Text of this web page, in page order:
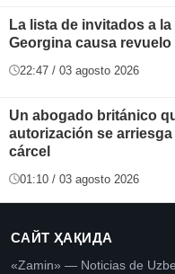
La lista de invitados a
Georgina causa revuelo
22:47 / 03 agosto 2026
Un abogado británico
autorización se
cárcel
01:10 / 03 agosto 2026
САЙТ ҲАҚИДА
«Zamin» — Noticias de